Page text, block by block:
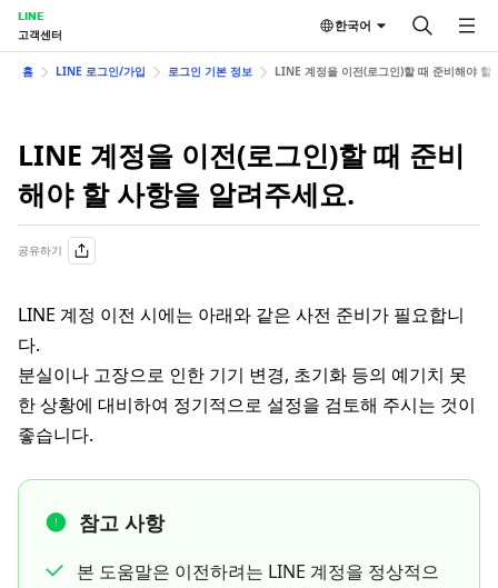
LINE
고객센터
한국어
홈 LINE 로그인/가입 로그인 기본 정보 LINE 계정을 이전(로그인)할 때 준비해야 할
LINE 계정을 이전(로그인)할 때 준비
해야 할 사항을 알려주세요.
공유하기
LINE 계정 이전 시에는 아래와 같은 사전 준비가 필요합니
다.
분실이나 고장으로 인한 기기 변경, 초기화 등의 예기치 못
한 상황에 대비하여 정기적으로 설정을 검토해 주시는 것이
좋습니다.
참고 사항
본 도움말은 이전하려는 LINE 계정을 정상적으